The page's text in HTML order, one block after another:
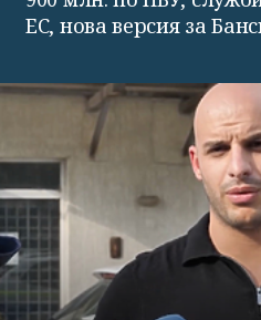
ЕС, нова версия за